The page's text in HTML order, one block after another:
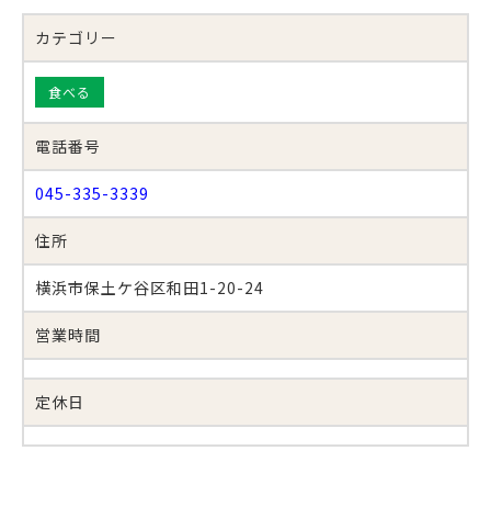
カテゴリー
食べる
電話番号
045-335-3339
住所
横浜市保土ケ谷区和田1-20-24
営業時間
定休日